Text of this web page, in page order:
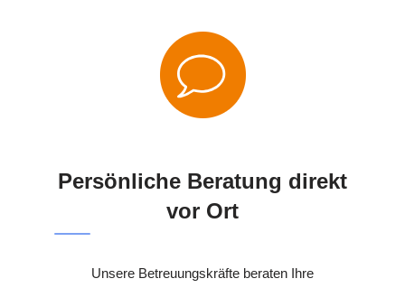
Persönliche Beratung direkt
vor Ort
Unsere Betreuungskräfte beraten Ihre